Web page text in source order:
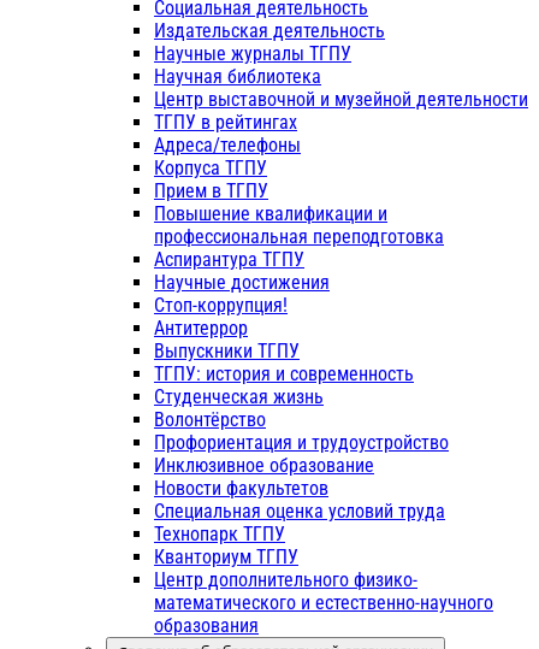
Социальная деятельность
Издательская деятельность
Научные журналы ТГПУ
Научная библиотека
Центр выставочной и музейной деятельности
ТГПУ в рейтингах
Адреса/телефоны
Корпуса ТГПУ
Прием в ТГПУ
Повышение квалификации и
профессиональная переподготовка
Аспирантура ТГПУ
Научные достижения
Стоп-коррупция!
Антитеррор
Выпускники ТГПУ
ТГПУ: история и современность
Студенческая жизнь
Волонтёрство
Профориентация и трудоустройство
Инклюзивное образование
Новости факультетов
Специальная оценка условий труда
Технопарк ТГПУ
Кванториум ТГПУ
Центр дополнительного физико-
математического и естественно-научного
образования